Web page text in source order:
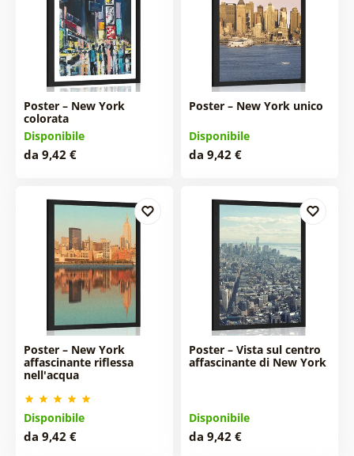
Poster – New York
colorata
Disponibile
da 9,42 €
Poster – New York unico
Disponibile
da 9,42 €
Poster – New York
affascinante riflessa
nell'acqua
Disponibile
da 9,42 €
Poster – Vista sul centro
affascinante di New York
Disponibile
da 9,42 €